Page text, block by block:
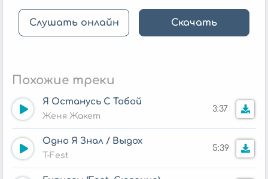
Слушать онлайн Скачать
Похожие треки
Я Останусь С Тобой
Женя Жакет
3:37
Одно Я Знал / Выдох
T-Fest
5:39